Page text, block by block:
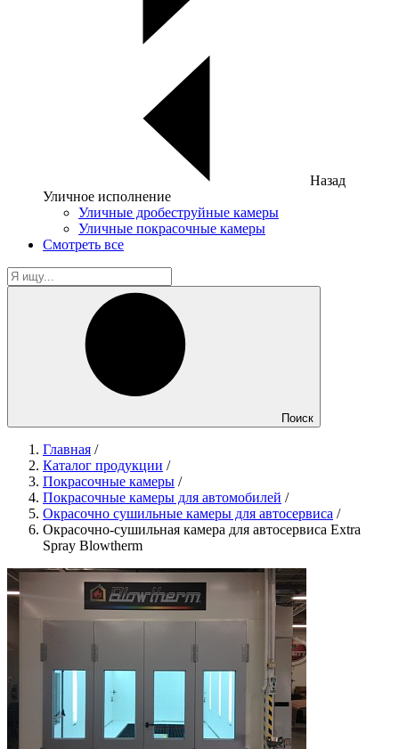
Назад
Уличное исполнение
Уличные дробеструйные камеры
Уличные покрасочные камеры
Смотреть все
Поиск
Главная /
Каталог продукции /
Покрасочные камеры /
Покрасочные камеры для автомобилей /
Окрасочно сушильные камеры для автосервиса /
Окрасочно-сушильная камера для автосервиса Extra
Spray Blowtherm